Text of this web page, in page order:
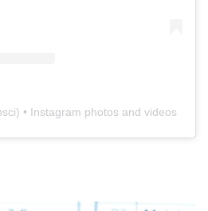
) • Instagram photos and videos